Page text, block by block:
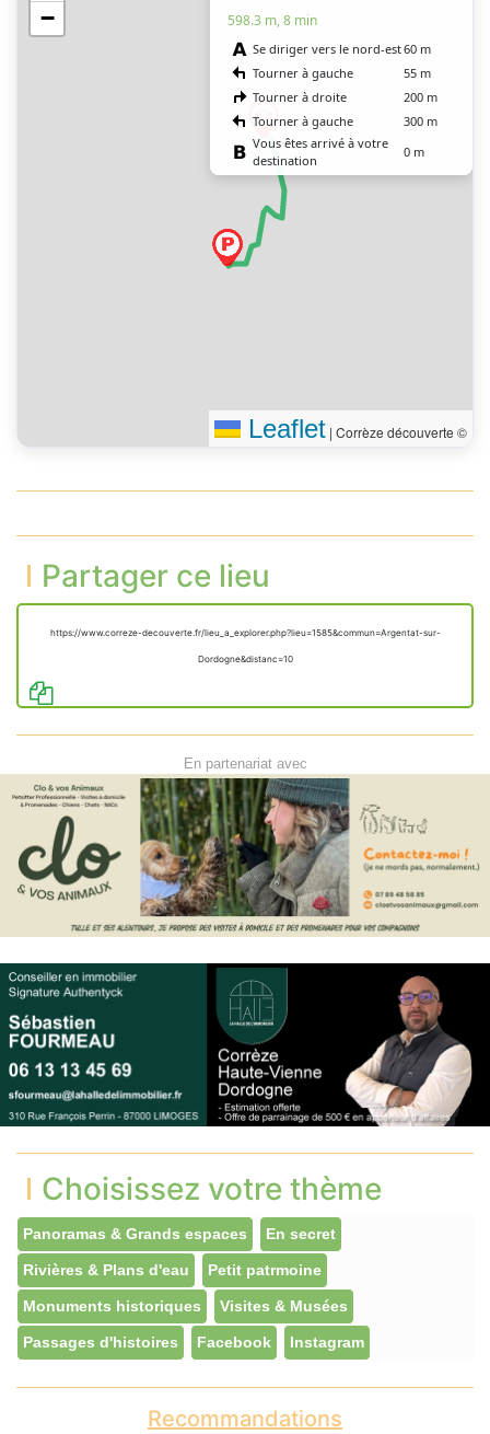
−
598.3 m, 8 min
Se diriger vers le nord-est60 m
Tourner à gauche
55 m
Tourner à droite
200 m
Tourner à gauche
300 m
Vous êtes arrivé à votre
destination
0 m
Leaflet | Corrèze découverte ©
Partager ce lieu
https://www.correze-decouverte.fr/lieu_a_explorer.php?lieu=1585&commun=Argentat-sur-
Dordogne&distanc=10
En partenariat avec
Choisissez votre thème
Panoramas & Grands espaces En secret
Rivières & Plans d'eau Petit patrmoine
Monuments historiques Visites & Musées
Passages d'histoires Facebook Instagram
Recommandations